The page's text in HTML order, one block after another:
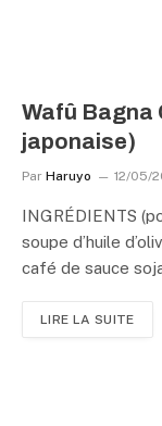
Wafû Bagna
japonaise)
Par Haruyo 12/05/
INGRÉDIENTS
soupe d’huile
café de sauce
LIRE LA SUITE